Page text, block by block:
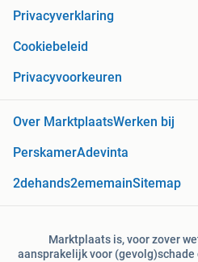
Privacyverklaring
Cookiebeleid
Privacyvoorkeuren
Over MarktplaatsWerken bij
PerskamerAdevinta
2dehands2ememainSitemap
Marktplaats is, voor zover
aansprakelijk voor